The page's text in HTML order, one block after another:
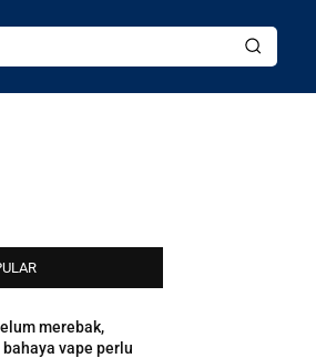
merebak,
bahaya vape perlu